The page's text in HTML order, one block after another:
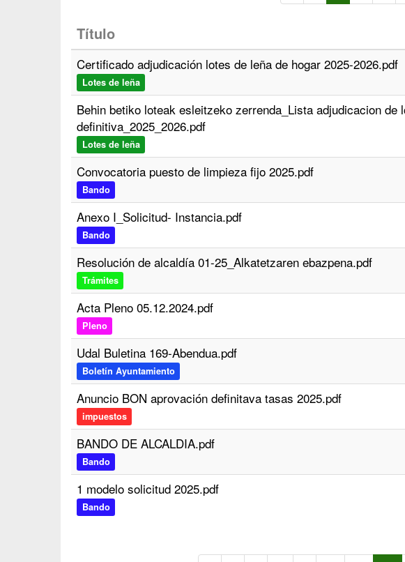
Título
Certificado adjudicación lotes de leña de hogar 2025-2026.pdf
Lotes de leña
Behin betiko loteak esleitzeko zerrenda_Lista adjudicacion de
definitiva_2025_2026.pdf
Lotes de leña
Convocatoria puesto de limpieza fijo 2025.pdf
Bando
Anexo I_Solicitud- Instancia.pdf
Bando
Resolución de alcaldía 01-25_Alkatetzaren ebazpena.pdf
Trámites
Acta Pleno 05.12.2024.pdf
Pleno
Udal Buletina 169-Abendua.pdf
Boletín Ayuntamiento
Anuncio BON aprovación definitava tasas 2025.pdf
impuestos
BANDO DE ALCALDIA.pdf
Bando
1 modelo solicitud 2025.pdf
Bando